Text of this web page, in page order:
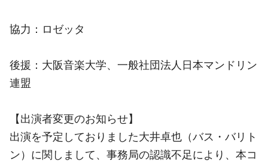
協力：ロゼッタ
後援：大阪音楽大学、一般社団法人日本マンドリン
連盟
【出演者変更のお知らせ】
出演を予定しておりました大井卓也（バス・バリト
ン）に関しまして、事務局の認識不足により、本コ